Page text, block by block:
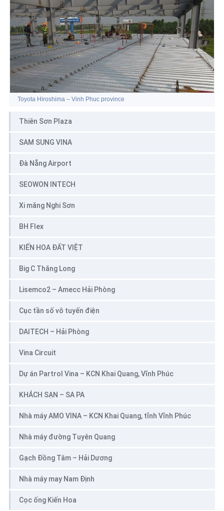
Toyota Hiroshima – Vinh Phuc province
Thiên Sơn Plaza
SAM SUNG VINA
Đà Nẵng Airport
SEOWON INTECH
Xi măng Nghi Sơn
BH Flex
KIẾN HOA ĐẤT VIỆT
Big C Thăng Long
Lisemco2 – Amecc Hải Phòng
Cục tần số vô tuyến điện
DAITECH – Hải Phòng
Vina Circuit
Dự án Partrol Vina – KCN Khai Quang, Vĩnh Phúc
KHÁCH SẠN – SA PA
Nhà máy AMO VINA – KCN Khai Quang, tỉnh Vĩnh Phúc
Nhà máy đường Tuyên Quang
Gạch Đồng Tâm – Hải Dương
Nhà máy may Nam Định
Cọc ống Kiến Hoa